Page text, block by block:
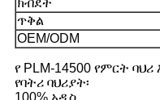
ክብደት
ጥቅል
OEM/ODM
የ PLM-14500 የምርት
የባትሪ ባህሪያት፡